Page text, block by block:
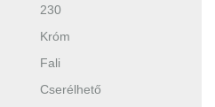
230
Króm
Fali
Cserélhető